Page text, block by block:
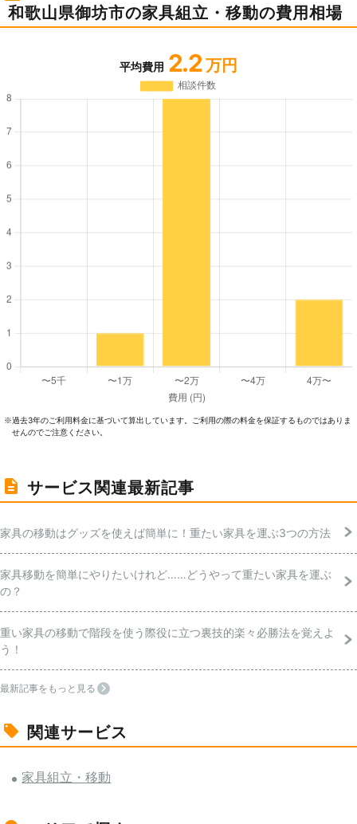
和歌山県御坊市の家具組立・移動の費用相場
平均費用 2.2 万円
※過去3年のご利⽤料⾦に基づいて算出しています。ご利⽤の際の料⾦を保証するものではありま
せんのでご注意ください。
サービス関連最新記事
家具の移動はグッズを使えば簡単に！重たい家具を運ぶ3つの方法
家具移動を簡単にやりたいけれど……どうやって重たい家具を運ぶ
の？
重い家具の移動で階段を使う際役に立つ裏技的楽々必勝法を覚えよ
う！
最新記事をもっと見る
関連サービス
家具組立・移動